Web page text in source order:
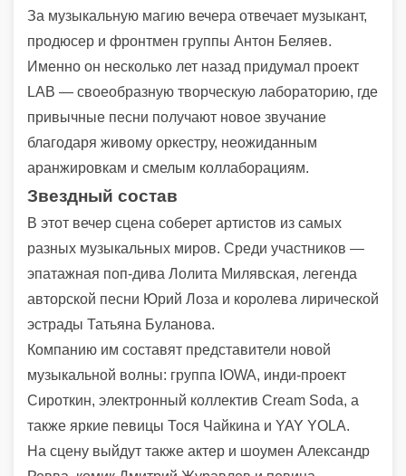
За музыкальную магию вечера отвечает музыкант,
продюсер и фронтмен группы Антон Беляев.
Именно он несколько лет назад придумал проект
LAB — своеобразную творческую лабораторию, где
привычные песни получают новое звучание
благодаря живому оркестру, неожиданным
аранжировкам и смелым коллаборациям.
Звездный состав
В этот вечер сцена соберет артистов из самых
разных музыкальных миров. Среди участников —
эпатажная поп-дива Лолита Милявская, легенда
авторской песни Юрий Лоза и королева лирической
эстрады Татьяна Буланова.
Компанию им составят представители новой
музыкальной волны: группа IOWA, инди-проект
Сироткин, электронный коллектив Cream Soda, а
также яркие певицы Тося Чайкина и YAY YOLA.
На сцену выйдут также актер и шоумен Александр